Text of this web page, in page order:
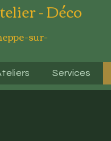
- Déco
sur-
Services